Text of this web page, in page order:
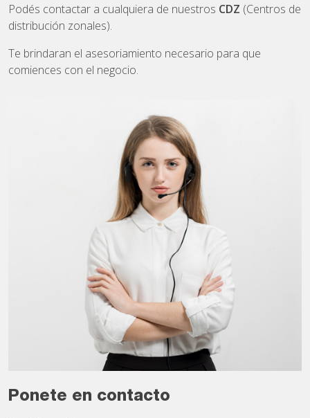
Podés contactar a cualquiera de nuestros CDZ (Centros de
distribución zonales).
Te brindaran el asesoriamiento necesario para que
comiences con el negocio.
Ponete en contacto